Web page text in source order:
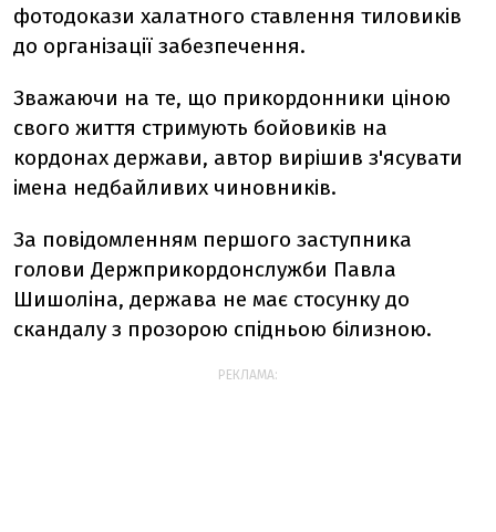
фотодокази халатного ставлення тиловиків
до організації забезпечення.
Зважаючи на те, що прикордонники ціною
свого життя стримують бойовиків на
кордонах держави, автор вирішив з'ясувати
імена недбайливих чиновників.
За повідомленням першого заступника
голови Держприкордонслужби Павла
Шишоліна, держава не має стосунку до
скандалу з прозорою спідньою білизною.
РЕКЛАМА: